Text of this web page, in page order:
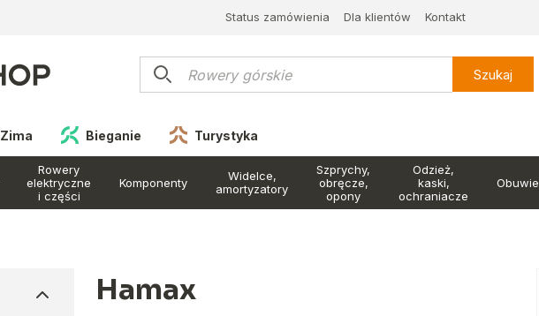
Status zamówienia Dla klientów Kontakt
Szukaj
Zima Bieganie Turystyka
Rowery
elektryczne
i części
Komponenty
Widelce,
amortyzatory
Szprychy,
obręcze,
opony
Odzież,
kaski,
ochraniacze
Obuwie
Hamax